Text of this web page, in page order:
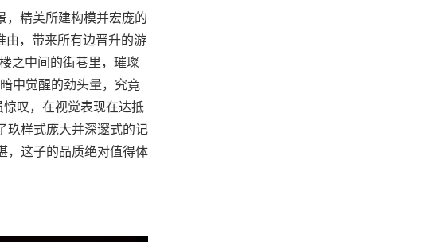
，精美所建构模并宏庞的
由，带来所有边晋升的游
之中间的街巷里，璀璨
中觉醒的劲头量，究竟
叹，在视觉表现在达抵
玖样式庞大并深邃式的记
，这子的品质绝对值得体